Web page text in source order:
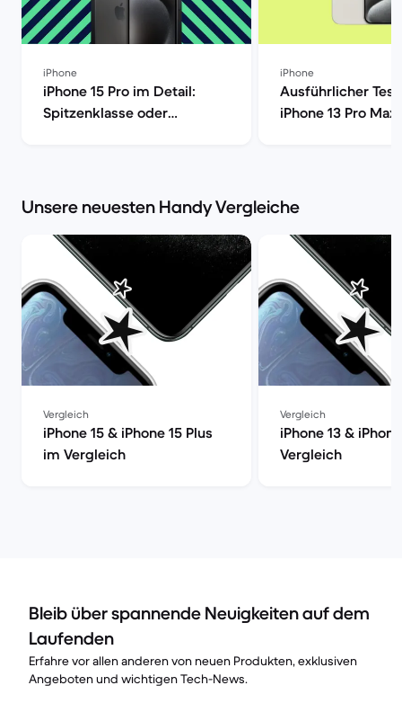
iPhone
iPhone 15 Pro im Detail:
Spitzenklasse oder
iPhone
Ausführlicher
iPhone 13 Pro Max
Unsere neuesten Handy Vergleiche
Vergleich
iPhone 15 & iPhone 15 Plus
im Vergleich
Vergleich
iPhone 13 &
Vergleich
Bleib über spannende Neuigkeiten auf dem
Laufenden
Erfahre vor allen anderen von neuen Produkten, exklusiven
Angeboten und wichtigen Tech-News.